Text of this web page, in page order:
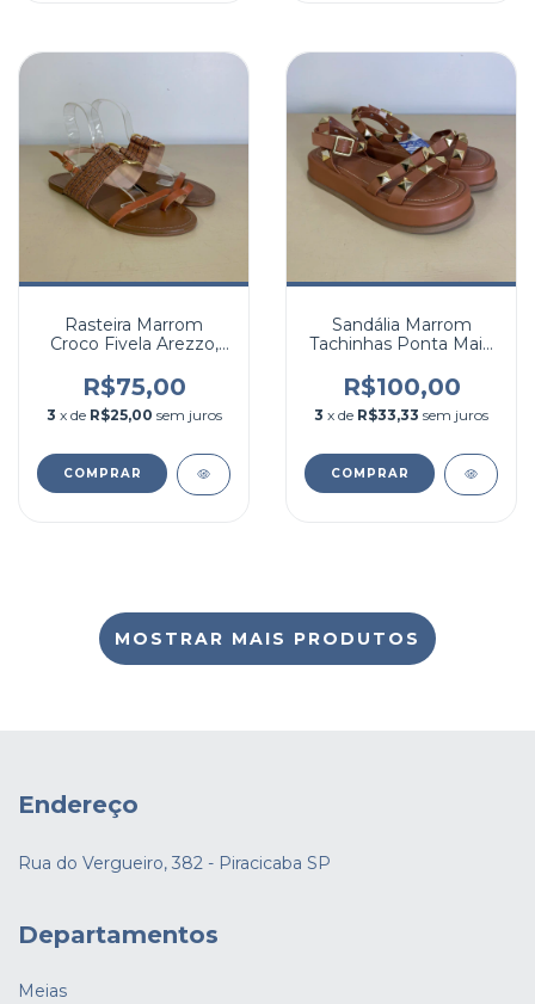
Rasteira Marrom
Croco Fivela Arezzo,
R$75,00
3 x de R$25,00 sem juros
COMPRAR
Sandália Marrom
Tachinhas Ponta Mais,
R$100,00
3 x de R$33,33 sem juros
COMPRAR
MOSTRAR MAIS PRODUTOS
Endereço
Rua do Vergueiro, 382 - Piracicaba SP
Departamentos
Meias